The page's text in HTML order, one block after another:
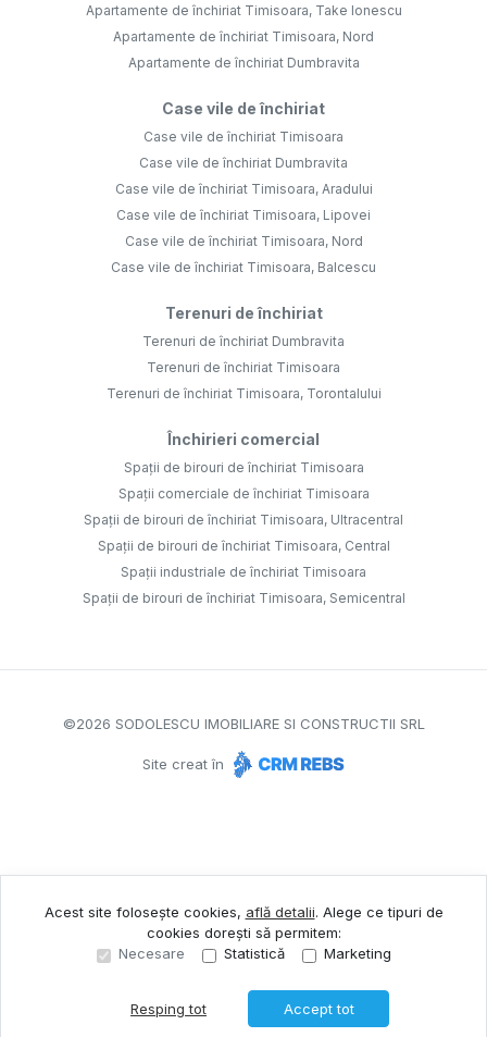
Apartamente de închiriat Timisoara, Take Ionescu
Apartamente de închiriat Timisoara, Nord
Apartamente de închiriat Dumbravita
Case vile de închiriat
Case vile de închiriat Timisoara
Case vile de închiriat Dumbravita
Case vile de închiriat Timisoara, Aradului
Case vile de închiriat Timisoara, Lipovei
Case vile de închiriat Timisoara, Nord
Case vile de închiriat Timisoara, Balcescu
Terenuri de închiriat
Terenuri de închiriat Dumbravita
Terenuri de închiriat Timisoara
Terenuri de închiriat Timisoara, Torontalului
Închirieri comercial
Spații de birouri de închiriat Timisoara
Spații comerciale de închiriat Timisoara
Spații de birouri de închiriat Timisoara, Ultracentral
Spații de birouri de închiriat Timisoara, Central
Spații industriale de închiriat Timisoara
Spații de birouri de închiriat Timisoara, Semicentral
©2026 SODOLESCU IMOBILIARE SI CONSTRUCTII SRL
Site creat în
Acest site folosește cookies, află detalii. Alege ce tipuri de
cookies dorești să permitem:
Necesare
Statistică Marketing
Resping tot Accept tot